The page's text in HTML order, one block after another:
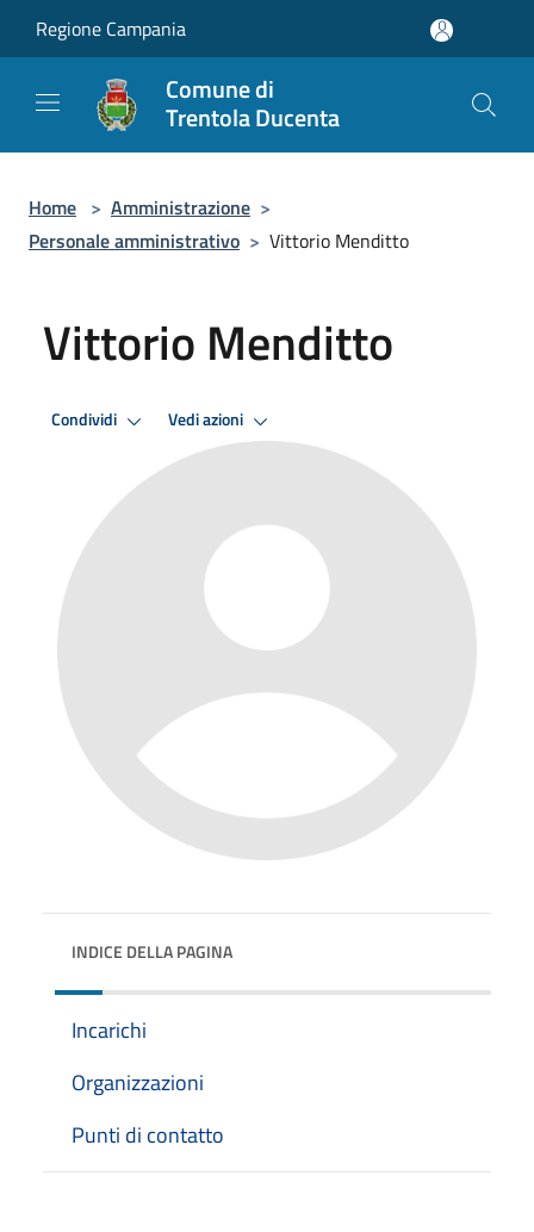
Regione Campania
Comune di
Trentola Ducenta
Home > Amministrazione >
Personale amministrativo > Vittorio Menditto
Vittorio Menditto
Condividi Vedi azioni
INDICE DELLA PAGINA
Incarichi
Organizzazioni
Punti di contatto